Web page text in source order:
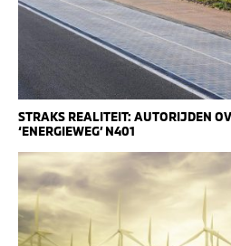
STRAKS REALITEIT: AUTORIJDEN
‘ENERGIEWEG’ N401